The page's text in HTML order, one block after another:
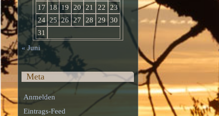
17
18 19 20 21 22
23
24 25 26 27 28 29
30
31
« Juni
Meta
Anmelden
Eintrags-Feed